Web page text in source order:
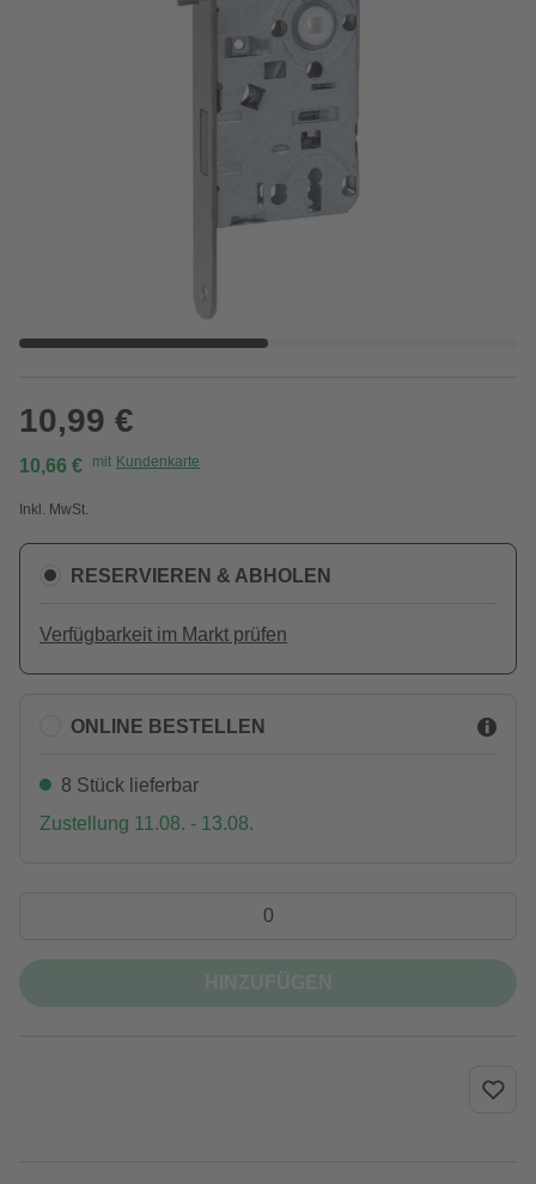
10,99 €
10,66 € mit Kundenkarte
Inkl. MwSt.
RESERVIEREN & ABHOLEN
Verfügbarkeit im Markt prüfen
ONLINE BESTELLEN
8 Stück lieferbar
Zustellung 11.08. - 13.08.